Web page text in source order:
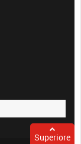
Superiore